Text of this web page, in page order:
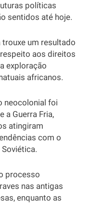
políticas
sentidos até hoje.
um resultado
aos direitos
exploração
africanos.
neocolonial foi
a Guerra Fria,
atingiram
com o
Soviética.
processo
nas antigas
enquanto as